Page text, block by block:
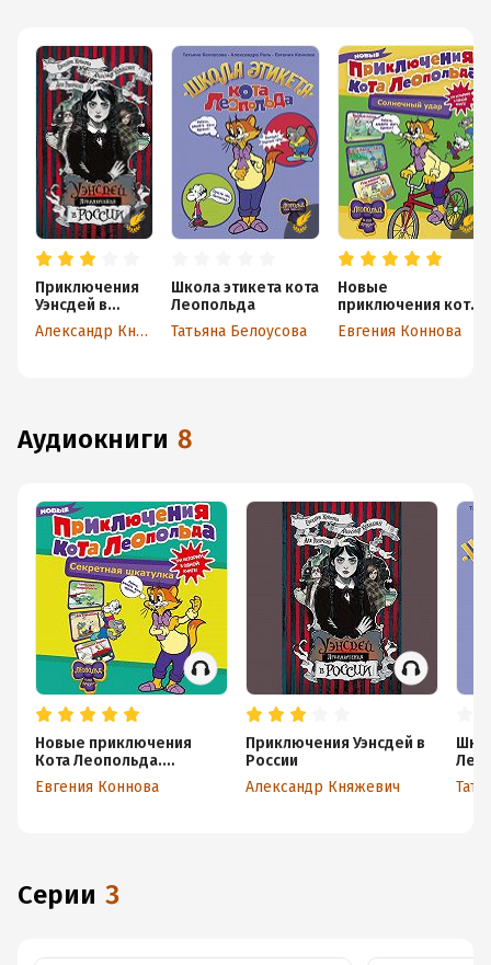
Приключения
Уэнсдей в
России
Александр Княжевич
Школа этикета кота
Леопольда
Татьяна Белоусова
Новые
приключения кота
Леопольда.
Солнечный удар
Евгения Коннова
аудиокниги 8
Новые приключения
Кота Леопольда.
Секретная шкатулка.
Сплошные неприятности.
Евгения Коннова
Приключения Уэнсдей в
России
Александр Княжевич
Серии 3